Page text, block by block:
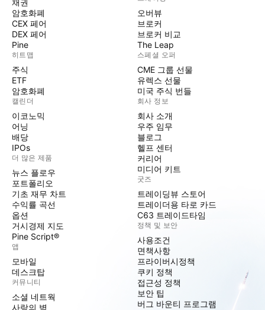
채권
암호화폐
CEX 페어
DEX 페어
Pine
히트맵
주식
ETF
암호화폐
캘린더
이코노믹
어닝
배당
IPOs
더 많은 제품
뉴스 플로우
포트폴리오
기초 재무 차트
수익률 곡선
옵션
거시경제 지도
Pine Script®
앱
모바일
데스크탑
커뮤니티
소셜 네트웍
사랑의 벽
오버뷰
브로커
브로커 비교
The Leap
스페셜 오퍼
CME 그룹 선물
유렉스 선물
미국 주식 번들
회사 정보
회사 소개
우주 임무
블로그
헬프 센터
커리어
미디어 키트
굿즈
트레이딩뷰 스토어
트레이더용 타로 카드
C63 트레이드타임
정책 및 보안
사용조건
면책사항
프라이버시정책
쿠키 정책
접근성 정책
보안 팁
버그 바운티 프로그램